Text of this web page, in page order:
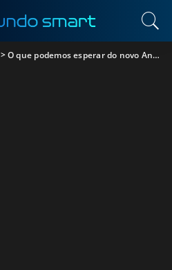
>O que podemos esperar do novo Android 11? Descobre aqui